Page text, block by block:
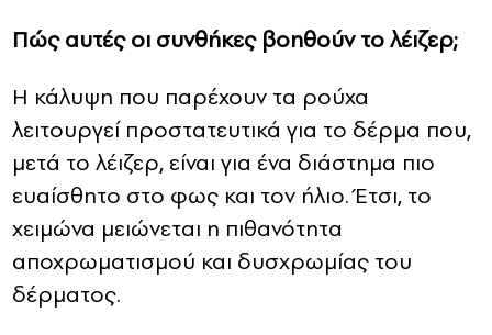
Πώς αυτές οι συνθήκες βοηθούν το λέιζερ;
Η κάλυψη που παρέχουν τα ρούχα
λειτουργεί προστατευτικά για το δέρμα που,
μετά το λέιζερ, είναι για ένα διάστημα πιο
ευαίσθητο στο φως και τον ήλιο. Έτσι, το
χειμώνα μειώνεται η πιθανότητα
αποχρωματισμού και δυσχρωμίας του
δέρματος.